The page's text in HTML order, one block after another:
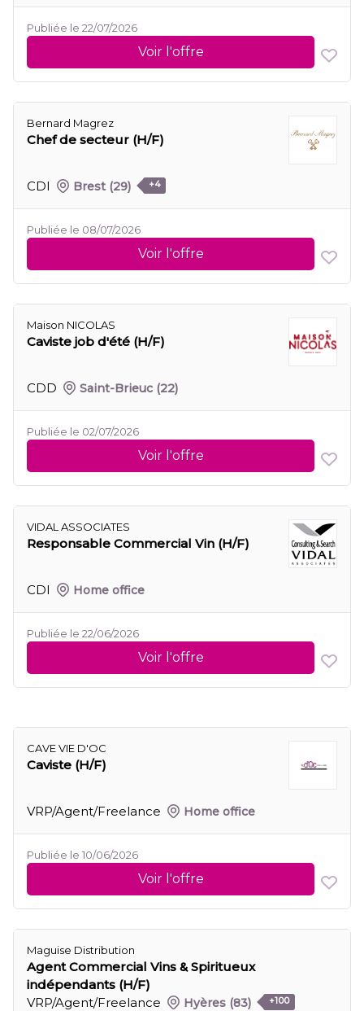
Publiée le 22/07/2026
Voir l'offre
Bernard Magrez
Chef de secteur (H/F)
CDI Brest (29) +4
Publiée le 08/07/2026
Voir l'offre
Maison NICOLAS
Caviste job d'été (H/F)
CDD Saint-Brieuc (22)
Publiée le 02/07/2026
Voir l'offre
VIDAL ASSOCIATES
Responsable Commercial Vin (H/F)
CDI Home office
Publiée le 22/06/2026
Voir l'offre
CAVE VIE D'OC
Caviste (H/F)
VRP/Agent/Freelance Home office
Publiée le 10/06/2026
Voir l'offre
Maguise Distribution
Agent Commercial Vins & Spiritueux
indépendants (H/F)
VRP/Agent/Freelance
Hyères (83) +100